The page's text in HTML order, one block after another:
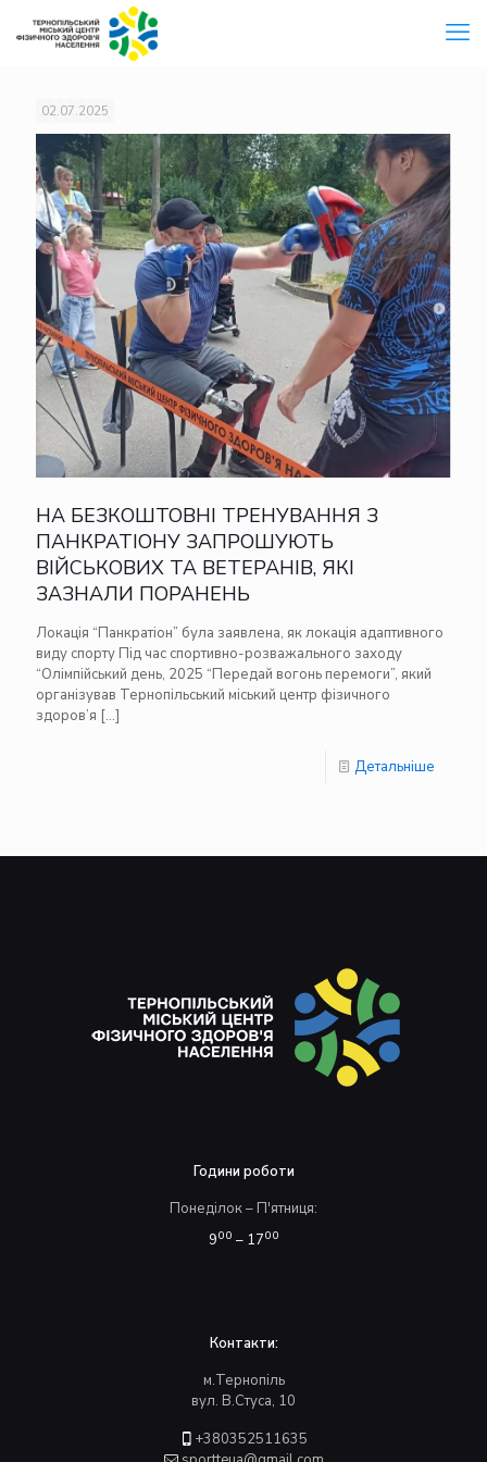
02.07.2025
НА БЕЗКОШТОВНІ ТРЕНУВАННЯ З
ПАНКРАТІОНУ ЗАПРОШУЮТЬ
ВІЙСЬКОВИХ ТА ВЕТЕРАНІВ, ЯКІ
ЗАЗНАЛИ ПОРАНЕНЬ
Локація “Панкратіон” була заявлена, як локація адаптивного
виду спорту Під час спортивно-розважального заходу
“Олімпійський день, 2025 “Передай вогонь перемоги”, який
організував Тернопільський міський центр фізичного
здоров’я […]
Детальніше
Години роботи
Понеділок – П'ятниця:
900 – 1700
Контакти:
м.Тернопіль
вул. В.Стуса, 10
+380352511635